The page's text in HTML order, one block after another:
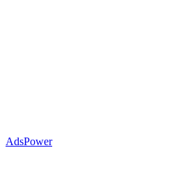
AdsPower